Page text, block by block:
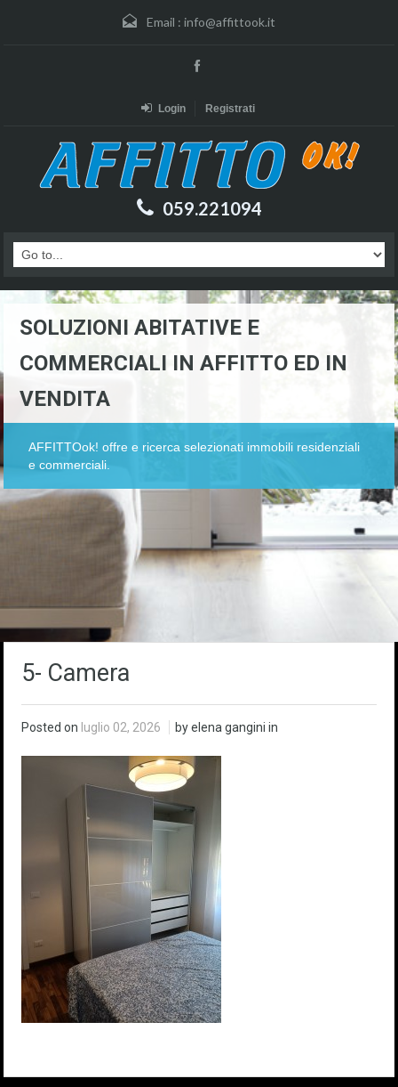
Email : info@affittook.it
Login Registrati
059.221094
SOLUZIONI ABITATIVE E
COMMERCIALI IN AFFITTO ED IN
VENDITA
AFFITTOok! offre e ricerca selezionati immobili residenziali
e commerciali.
5- Camera
Posted on luglio 02, 2026 by elena gangini in